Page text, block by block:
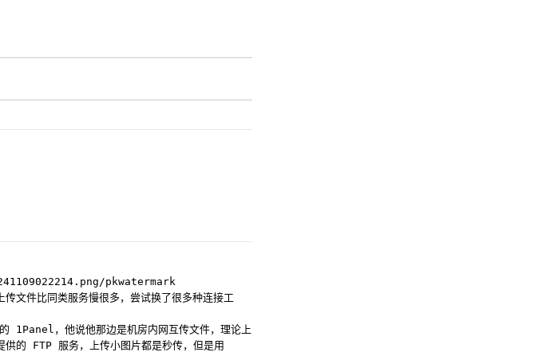
pkwatermark
件比同类服务慢很多，尝试换了很多种连接工
1Panel，他说他那边是机房内网互传文件，理论上
供的 FTP 服务，上传小图片都是秒传，但是用